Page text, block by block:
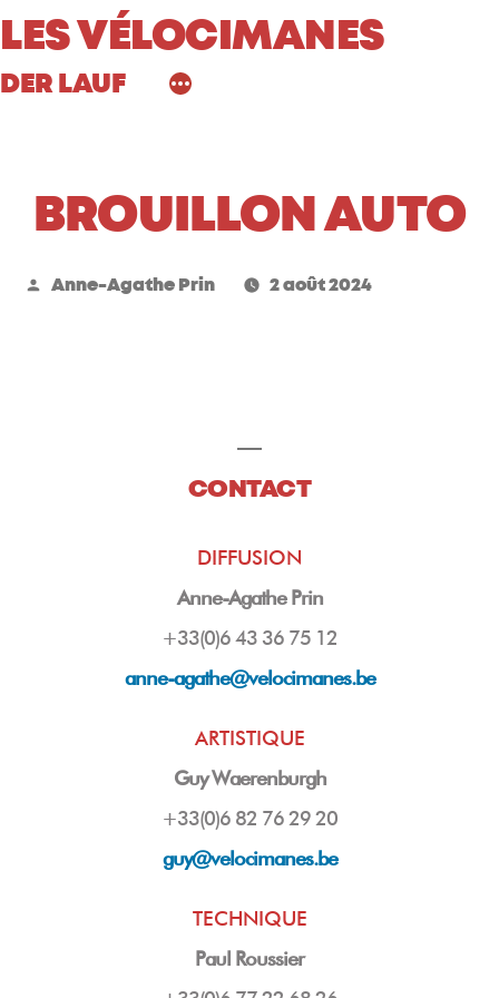
Aller
LES VÉLOCIMANES
DER LAUF
BROUILLON AUTO
Publié
Anne-Agathe Prin 2 août 2024
CONTACT
DIFFUSION
Anne-Agathe Prin
+33(0)6 43 36 75 12
anne-agathe@velocimanes.be
ARTISTIQUE
Guy Waerenburgh
+33(0)6 82 76 29 20
guy@velocimanes.be
TECHNIQUE
Paul Roussier